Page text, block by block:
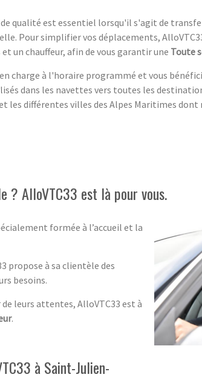
de qualité est essentiel lorsqu'il s'agit de
Pour simplifier vos déplacements,
et un chauffeur, afin de vous garantir une Toute
charge à l'horaire programmé et vous
dans les navettes vers toutes les
les différentes villes des Alpes Maritimes
? AlloVTC33 est là pour vous.
formée à l’accueil et la
propose à sa clientèle des
besoins.
leurs attentes, AlloVTC33 est à
.
à Saint-Julien-